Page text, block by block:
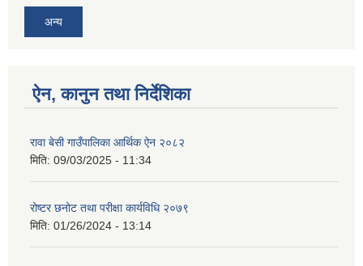
अन्य
ऐन, कानुन तथा निर्देशिका
रावा बेसी गाउँपालिका आर्थिक ऐन २०८२
मिति: 09/03/2025 - 11:34
रोष्टर छनोट तथा परीक्षा कार्यविधि २०७९
मिति: 01/26/2024 - 13:14